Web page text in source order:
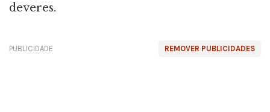
deveres.
REMOVER PUBLICIDADES
PUBLICIDADE